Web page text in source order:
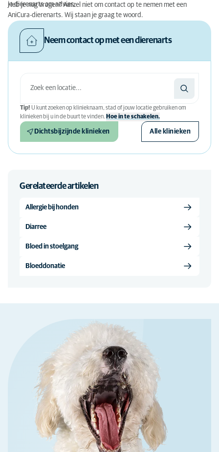
je dierenarts om advies.
Heb je nog vragen? Aarzel niet om contact op te nemen met een
AniCura-dierenarts. Wij staan je graag te woord.
Neem contact op met een dierenarts
Tip! U kunt zoeken op klinieknaam, stad of jouw locatie gebruiken om
klinieken bij u in de buurt te vinden. Hoe in te schakelen.
Dichtsbijzijnde klinieken Alle klinieken
Gerelateerde artikelen
Allergie bij honden
Diarree
Bloed in stoelgang
Bloeddonatie